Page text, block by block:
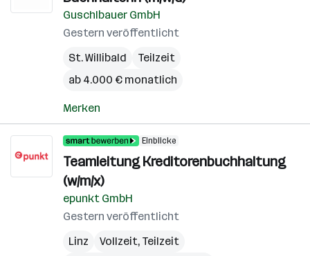
Guschlbauer GmbH
Gestern veröffentlicht
St. Willibald
Teilzeit
ab 4.000 € monatlich
Merken
Einblicke
Teamleitung Kreditorenbuchhaltung
(w/m/x)
epunkt GmbH
Gestern veröffentlicht
Linz
Vollzeit, Teilzeit